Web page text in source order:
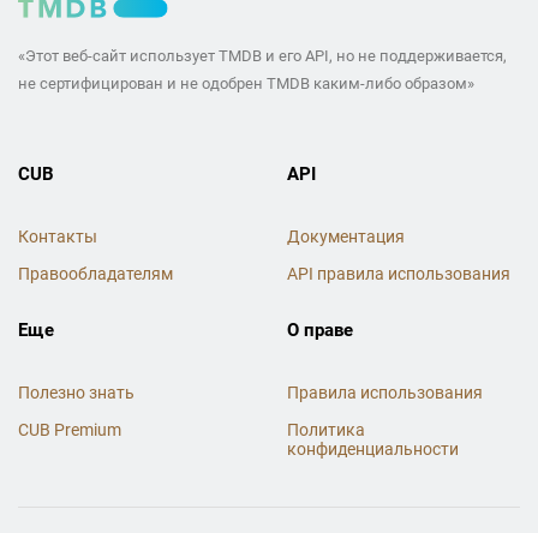
«Этот веб-сайт использует TMDB и его API, но не поддерживается,
не сертифицирован и не одобрен TMDB каким-либо образом»
CUB
Контакты
Правообладателям
API
Документация
API правила использования
Еще
Полезно знать
CUB Premium
О праве
Правила использования
Политика
конфиденциальности